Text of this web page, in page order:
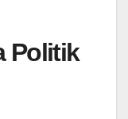
Politik